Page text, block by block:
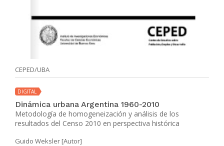
CEPED/UBA
DIGITAL
Dinámica urbana Argentina 1960-2010
Metodología de homogeneización y análisis de los
resultados del Censo 2010 en perspectiva histórica
Guido Weksler [Autor]